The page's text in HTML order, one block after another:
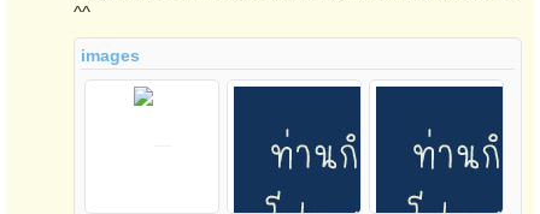
^^
images